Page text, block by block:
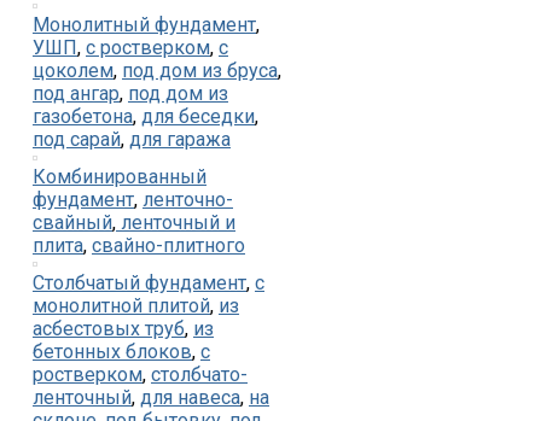
Монолитный фундамент,
УШП, с ростверком, с
цоколем, под дом из бруса,
под ангар, под дом из
газобетона, для беседки,
под сарай, для гаража
Комбинированный
фундамент, ленточно-
свайный, ленточный и
плита, свайно-плитного
Столбчатый фундамент, с
монолитной плитой, из
асбестовых труб, из
бетонных блоков, с
ростверком, столбчато-
ленточный, для навеса, на